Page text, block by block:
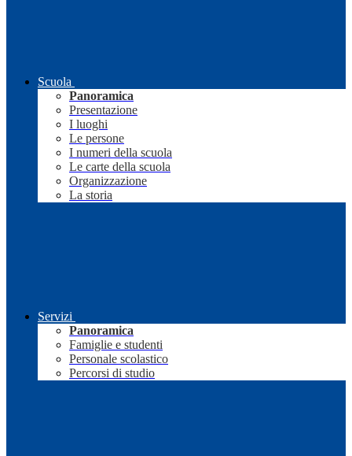
Scuola
Panoramica
Presentazione
I luoghi
Le persone
I numeri della scuola
Le carte della scuola
Organizzazione
La storia
Servizi
Panoramica
Famiglie e studenti
Personale scolastico
Percorsi di studio